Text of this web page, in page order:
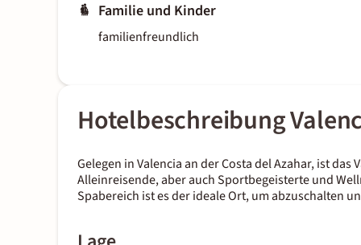
Familie und Kinder
familienfreundlich
Hotelbeschreibung
Gelegen in Valencia an der Costa del Azahar, ist
Alleinreisende, aber auch Sportbegeisterte und
Spabereich ist es der ideale Ort, um abzuschalten